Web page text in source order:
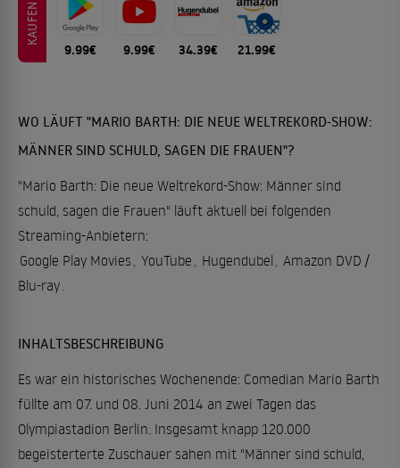
KAUFEN
9.99€ 9.99€ 34.39€ 21.99€
WO LÄUFT "MARIO BARTH: DIE NEUE WELTREKORD-SHOW:
MÄNNER SIND SCHULD, SAGEN DIE FRAUEN"?
"Mario Barth: Die neue Weltrekord-Show: Männer sind
schuld, sagen die Frauen" läuft aktuell bei folgenden
Streaming-Anbietern:
Google Play Movies, YouTube , Hugendubel , Amazon DVD /
Blu-ray.
INHALTSBESCHREIBUNG
Es war ein historisches Wochenende: Comedian Mario Barth
füllte am 07. und 08. Juni 2014 an zwei Tagen das
Olympiastadion Berlin. Insgesamt knapp 120.000
begeisterterte Zuschauer sahen mit "Männer sind schuld,